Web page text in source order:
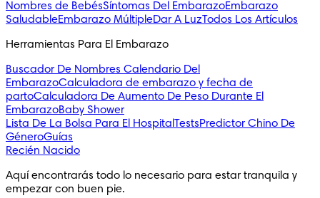
Nombres de BebésSíntomas Del EmbarazoEmbarazo
SaludableEmbarazo MúltipleDar A LuzTodos Los Artículos
Herramientas Para El Embarazo
Buscador De Nombres Calendario Del
EmbarazoCalculadora de embarazo y fecha de
partoCalculadora De Aumento De Peso Durante El
EmbarazoBaby Shower
Lista De La Bolsa Para El Hospital TestsPredictor Chino De
GéneroGuías
Recién Nacido
Aquí encontrarás todo lo necesario para estar tranquila y
empezar con buen pie.